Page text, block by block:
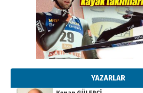
YAZARLAR
Kenan GÜLERCİ
Metin Külünk: Aileyi Korumak
11 Mayıs 2026 Pazartesi